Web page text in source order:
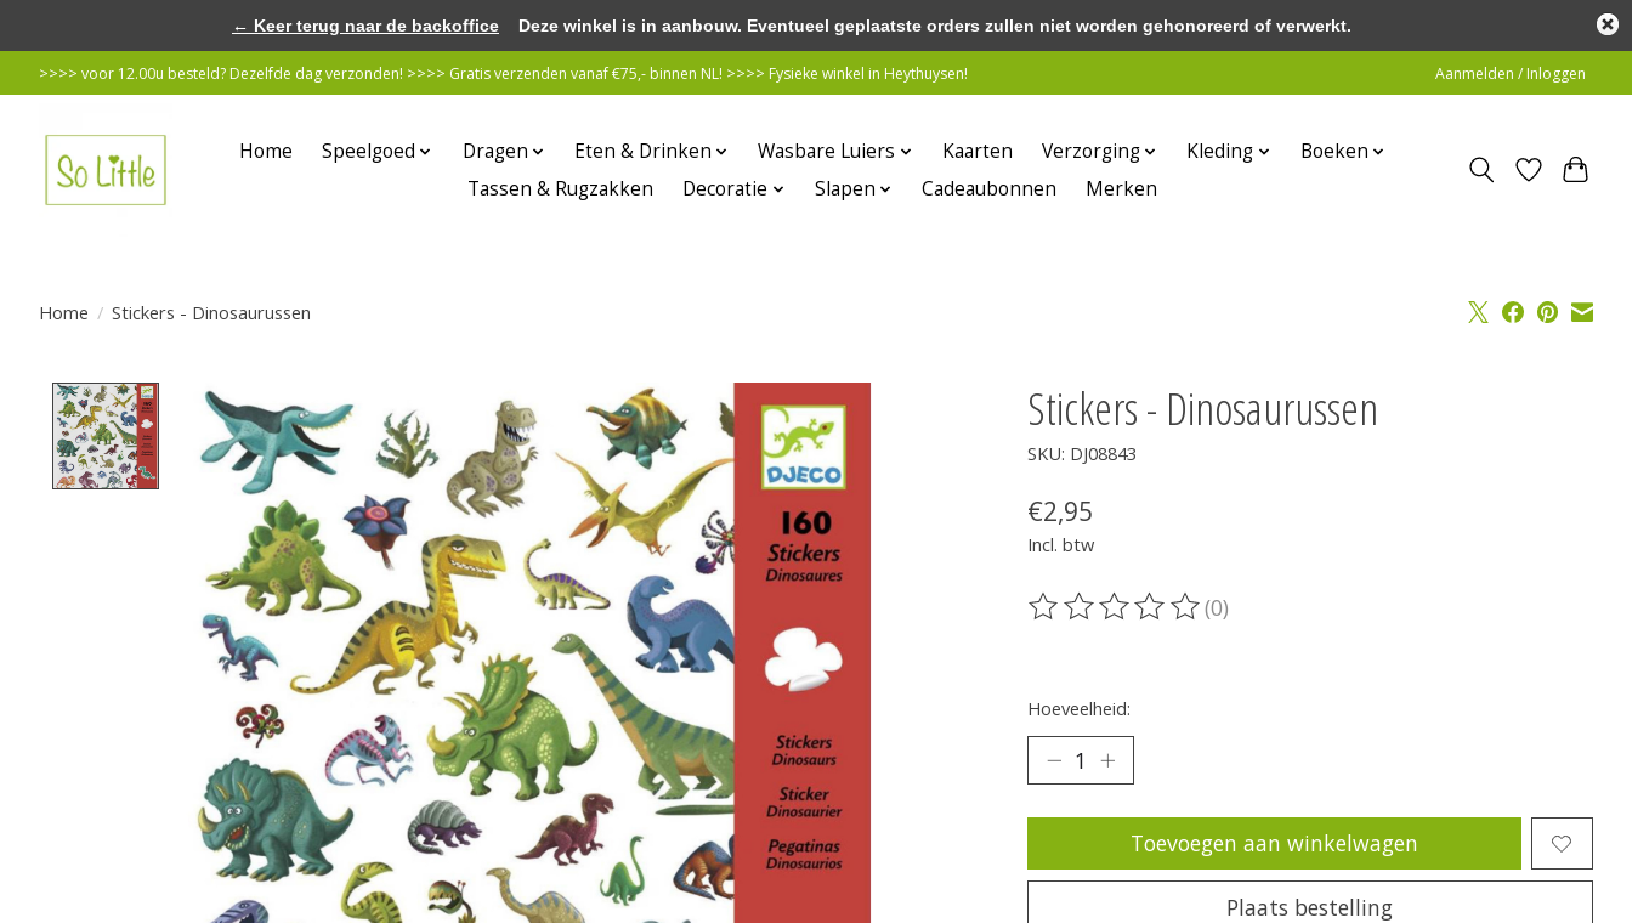
>>>> voor 12.00u besteld? Dezelfde dag verzonden! >>>> Gratis verzenden vanaf €75,- binnen NL! >>>> Fysieke winkel in Heythuysen! Aanmelden / Inloggen
Home Speelgoed Dragen Eten & Drinken Wasbare Luiers Kaarten Verzorging Kleding
Boeken
Tassen & Rugzakken
Decoratie Slapen Cadeaubonnen Merken
Home / Stickers - Dinosaurussen
Product image slideshow Items Stickers - Dinosaurussen
SKU: DJ08843
€2,95
Incl. btw
De beoordeling van dit product is
(0)
Hoeveelheid:
Toevoegen aan winkelwagen
Plaats bestelling
← Keer terug naar de backoffice Deze winkel is in aanbouw. Eventueel geplaatste orders zullen niet worden gehonoreerd of verwerkt.